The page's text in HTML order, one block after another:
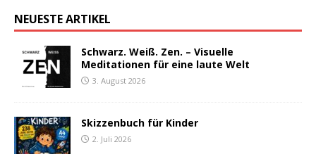
NEUESTE ARTIKEL
Schwarz. Weiß. Zen. – Visuelle
Meditationen für eine laute Welt
3. August 2026
Skizzenbuch für Kinder
2. Juli 2026